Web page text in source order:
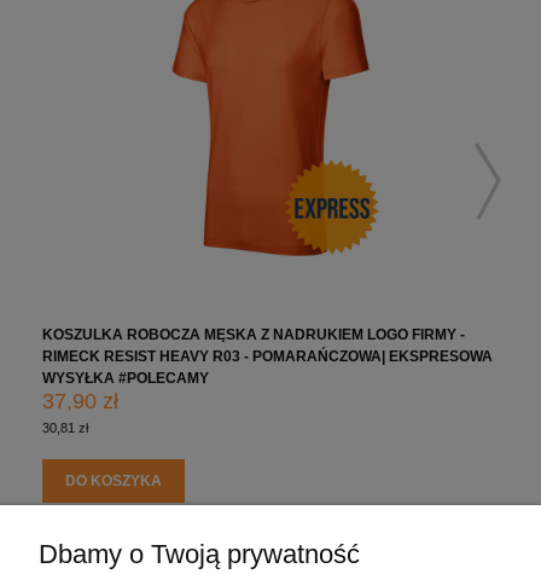
KOSZULKA ROBOCZA MĘSKA Z NADRUKIEM LOGO FIRMY -
RIMECK RESIST HEAVY R03 - POMARAŃCZOWA| EKSPRESOWA
WYSYŁKA #POLECAMY
37,90 zł
30,81 zł
DO KOSZYKA
Dbamy o Twoją prywatność